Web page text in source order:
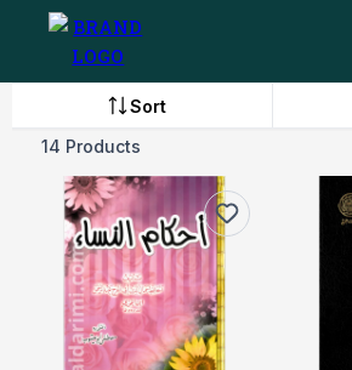
Sort
14 Products